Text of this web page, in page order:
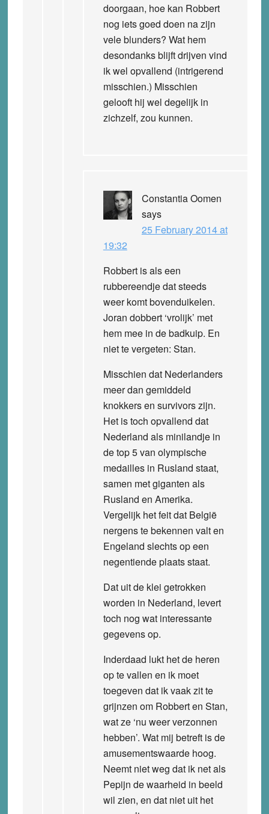
doorgaan, hoe kan Robbert
nog iets goed doen na zijn
vele blunders? Wat hem
desondanks blijft drijven vind
ik wel opvallend (intrigerend
misschien.) Misschien
gelooft hij wel degelijk in
zichzelf, zou kunnen.
Constantia Oomen
says
25 February 2014 at
19:32
Robbert is als een
rubbereendje dat steeds
weer komt bovenduikelen.
Joran dobbert ‘vrolijk’ met
hem mee in de badkuip. En
niet te vergeten: Stan.
Misschien dat Nederlanders
meer dan gemiddeld
knokkers en survivors zijn.
Het is toch opvallend dat
Nederland als minilandje in
de top 5 van olympische
medailles in Rusland staat,
samen met giganten als
Rusland en Amerika.
Vergelijk het feit dat België
nergens te bekennen valt en
Engeland slechts op een
negentiende plaats staat.
Dat uit de klei getrokken
worden in Nederland, levert
toch nog wat interessante
gegevens op.
Inderdaad lukt het de heren
op te vallen en ik moet
toegeven dat ik vaak zit te
grijnzen om Robbert en Stan,
wat ze ‘nu weer verzonnen
hebben’. Wat mij betreft is de
amusementswaarde hoog.
Neemt niet weg dat ik net als
Pepijn de waarheid in beeld
wil zien, en dat niet uit het